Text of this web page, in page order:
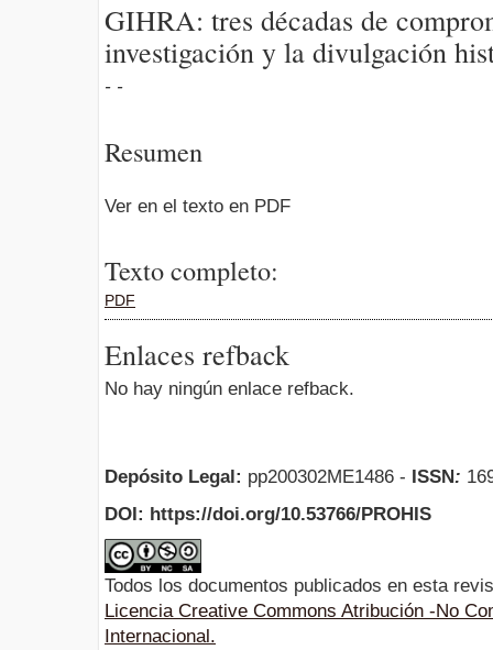
GIHRA: tres décadas de
investigación y la divulgación
- -
Resumen
Ver en el texto en PDF
Texto completo:
PDF
Enlaces refback
No hay ningún enlace refback.
Depósito Legal: pp200302ME1486 - ISSN:
DOI: https://doi.org/10.53766/PROHIS
Todos los documentos publicados en esta
Licencia Creative Commons Atribución -No
Internacional.